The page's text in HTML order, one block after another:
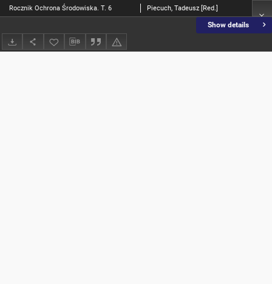
Show details
Rocznik Ochrona Środowiska. T. 6 Piecuch, Tadeusz [Red.]